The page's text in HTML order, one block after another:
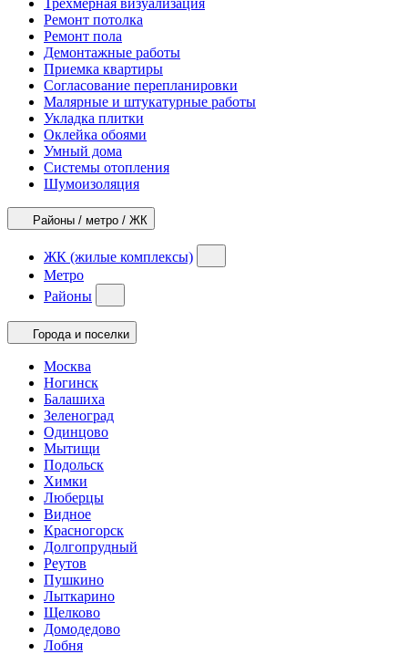
Трехмерная визуализация
Ремонт потолка
Ремонт пола
Демонтажные работы
Приемка квартиры
Согласование перепланировки
Малярные и штукатурные работы
Укладка плитки
Оклейка обоями
Умный дома
Системы отопления
Шумоизоляция
Районы / метро / ЖК
ЖК (жилые комплексы)
Метро
Районы
Города и поселки
Москва
Ногинск
Балашиха
Зеленоград
Одинцово
Мытищи
Подольск
Химки
Люберцы
Видное
Красногорск
Долгопрудный
Реутов
Пушкино
Лыткарино
Щелково
Домодедово
Лобня